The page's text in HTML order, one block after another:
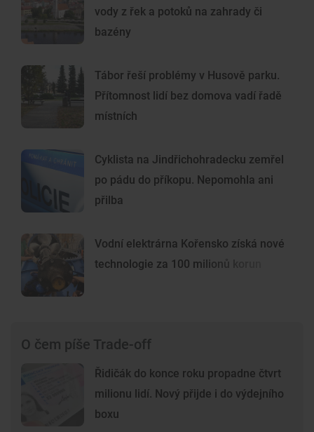
vody z řek a potoků na zahrady či
bazény
Tábor řeší problémy v Husově parku.
Přítomnost lidí bez domova vadí řadě
místních
Cyklista na Jindřichohradecku zemřel
po pádu do příkopu. Nepomohla ani
přilba
Vodní elektrárna Kořensko získá nové
technologie za 100 milionů korun
O čem píše Trade-off
Řidičák do konce roku propadne čtvrt
milionu lidí. Nový přijde i do výdejního
boxu